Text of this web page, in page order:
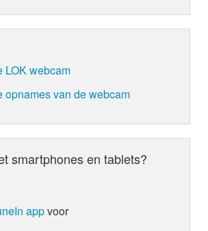
LOK webcam
opnames van de webcam
smartphones en tablets?
appvoor